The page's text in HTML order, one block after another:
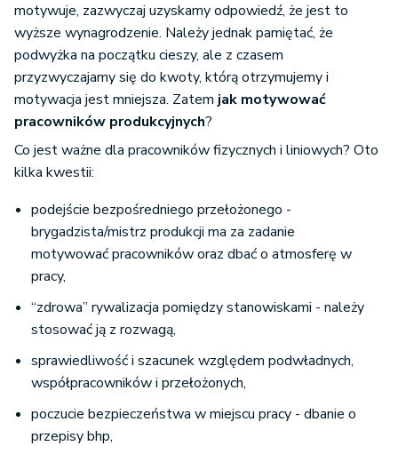
motywuje, zazwyczaj uzyskamy odpowiedź, że jest to
wyższe wynagrodzenie. Należy jednak pamiętać, że
podwyżka na początku cieszy, ale z czasem
przyzwyczajamy się do kwoty, którą otrzymujemy i
motywacja jest mniejsza. Zatem jak motywować
pracowników produkcyjnych?
Co jest ważne dla pracowników fizycznych i liniowych? Oto
kilka kwestii:
podejście bezpośredniego przełożonego -
brygadzista/mistrz produkcji ma za zadanie
motywować pracowników oraz dbać o atmosferę w
pracy,
“zdrowa” rywalizacja pomiędzy stanowiskami - należy
stosować ją z rozwagą,
sprawiedliwość i szacunek względem podwładnych,
współpracowników i przełożonych,
poczucie bezpieczeństwa w miejscu pracy - dbanie o
przepisy bhp,